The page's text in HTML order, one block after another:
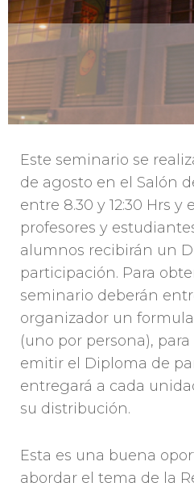
Este seminario se
de agosto en el Salón
entre 8.30 y 12:30 Hrs y
profesores y
alumnos recibirán un
participación. Para
seminario deberán
organizador un
(uno por persona),
emitir el Diploma de
entregará a cada
su distribución.
Esta es una buena
abordar el tema de la